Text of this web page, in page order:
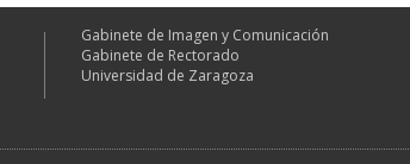
Gabinete de Imagen y Comunicación
Gabinete de Rectorado
Universidad de Zaragoza